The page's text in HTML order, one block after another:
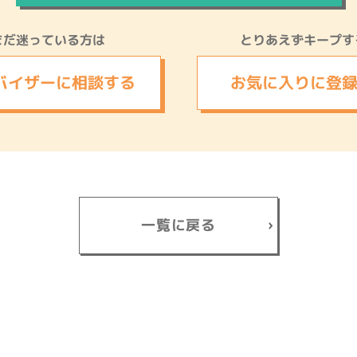
迷っている方は
イザーに相談する
とりあえずキープす
お気に入りに登
一覧に戻る